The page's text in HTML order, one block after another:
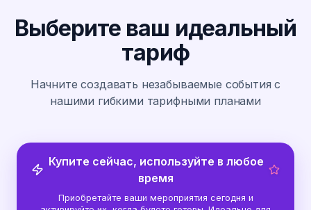
Выберите ваш идеальный
тариф
Начните создавать незабываемые события с
нашими гибкими тарифными планами
Купите сейчас, используйте в любое
время
Приобретайте ваши мероприятия сегодня и